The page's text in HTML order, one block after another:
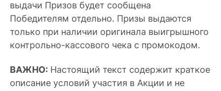
выдачи Призов будет сообщена
Победителям отдельно. Призы выдаются
только при наличии оригинала выигрышного
контрольно-кассового чека с промокодом.
ВАЖНО: Настоящий текст содержит краткое
описание условий участия в Акции и не